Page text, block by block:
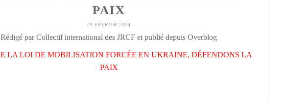
PAIX
19 FÉVRIER 2024
Rédigé par Collectif international des JRCF et publié depuis Overblog